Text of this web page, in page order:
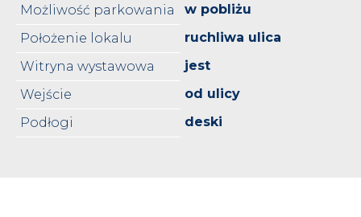
Możliwość parkowania
w pobliżu
Położenie lokalu
ruchliwa ulica
Witryna wystawowa
jest
Wejście
od ulicy
Podłogi
deski